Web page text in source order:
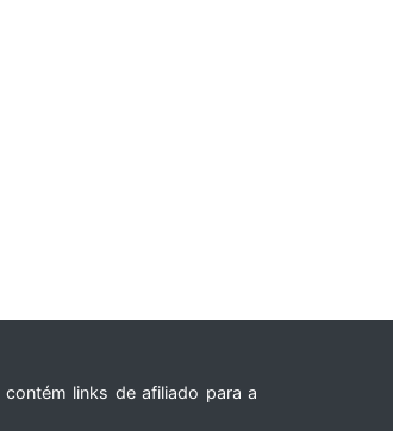
links de afiliado para a